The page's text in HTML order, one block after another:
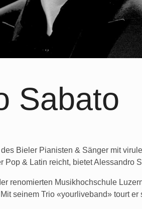
Sabato
Bieler Pianisten & Sänger mit
Pop & Latin reicht, bietet Alessandro
renomierten Musikhochschule
seinem Trio «yourliveband» tourt